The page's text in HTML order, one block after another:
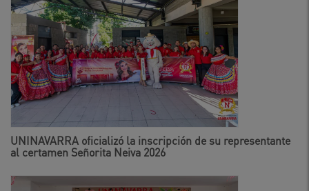
UNINAVARRA oficializó la inscripción de su representante
al certamen Señorita Neiva 2026